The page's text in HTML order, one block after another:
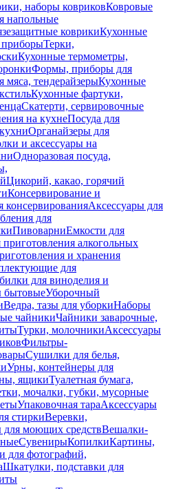
наборы ковриковКовровые
напольные
коврикиКухонные
Терки,
Кухонные термометры,
Формы, приборы для
мяса, тендерайзерыКухонные
Кухонные фартуки,
Скатерти, сервировочные
на кухнеПосуда для
Органайзеры для
и аксессуары на
Одноразовая посуда,
Цикорий, какао, горячий
Консервирование и
консервированияАксессуары для
для
ПивоварниЕмкости для
алкогольных
и хранения
для
для виноделия и
бытовыеУборочный
Ведра, тазы для уборкиНаборы
чайникиЧайники заварочные,
Турки, молочникиАксессуары
Фильтры-
Сушилки для белья,
Урны, контейнеры для
ящикиТуалетная бумага,
мочалки, губки, мусорные
Упаковочная тараАксессуары
стиркиВеревки,
для моющих средствВешалки-
СувенирыКопилкиКартины,
для фотографий,
Шкатулки, подставки для